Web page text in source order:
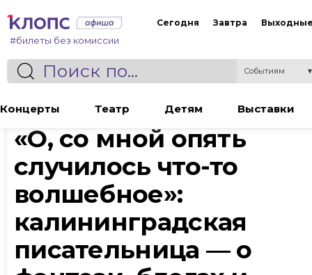
#билеты без комиссии
Сегодня Завтра
Событиям
Концерты Театр Детям Выставки
Статья
«О, со мной опять
случилось что-то
волшебное»:
калининградская
писательница — о